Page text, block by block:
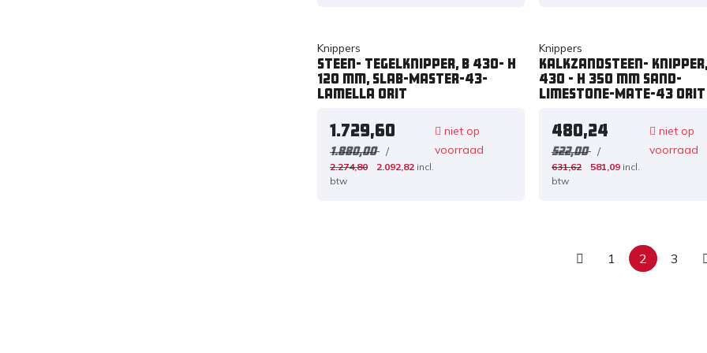
Knippers
Steen- tegelknipper, B 430- H
120 mm, Slab-Master-43-
Lamella ORIT
1.729,60
1.880,00 /
2.274,80 2.092,82 incl.
btw
niet op
voorraad
Knippers
Kalkzandsteen- knipper,
430 - H 350 mm Sand-
Limestone-Mate-43 ORIT
480,24
522,00 /
631,62 581,09 incl.
btw
niet op
voorraad
1 2 3